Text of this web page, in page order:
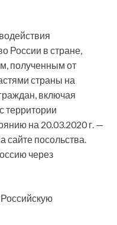
России в стране,
полученным от
страны на
включая
территории
на 20.03.2020 г. —
посольства.
через